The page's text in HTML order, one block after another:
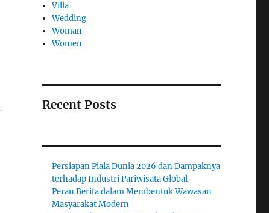
Villa
Wedding
Woman
Women
Recent Posts
Persiapan Piala Dunia 2026 dan Dampaknya
terhadap Industri Pariwisata Global
Peran Berita dalam Membentuk Wawasan
Masyarakat Modern